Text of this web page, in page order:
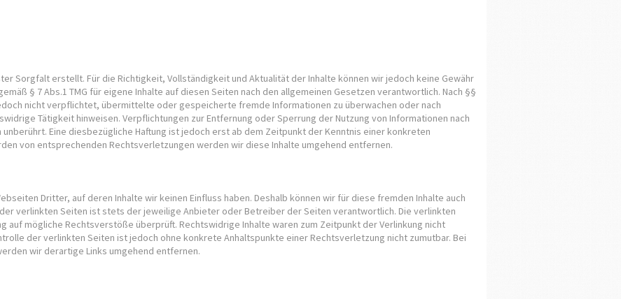
Sorgfalt erstellt. Für die Richtigkeit, Vollständigkeit und Aktualität der Inhalte können wir jedoch keine Gewähr
§ 7 Abs.1 TMG für eigene Inhalte auf diesen Seiten nach den allgemeinen Gesetzen verantwortlich. Nach §§
nicht verpflichtet, übermittelte oder gespeicherte fremde Informationen zu überwachen oder nach
Tätigkeit hinweisen. Verpflichtungen zur Entfernung oder Sperrung der Nutzung von Informationen nach
Eine diesbezügliche Haftung ist jedoch erst ab dem Zeitpunkt der Kenntnis einer konkreten
von entsprechenden Rechtsverletzungen werden wir diese Inhalte umgehend entfernen.
Dritter, auf deren Inhalte wir keinen Einfluss haben. Deshalb können wir für diese fremden Inhalte auch
verlinkten Seiten ist stets der jeweilige Anbieter oder Betreiber der Seiten verantwortlich. Die verlinkten
auf mögliche Rechtsverstöße überprüft. Rechtswidrige Inhalte waren zum Zeitpunkt der Verlinkung nicht
der verlinkten Seiten ist jedoch ohne konkrete Anhaltspunkte einer Rechtsverletzung nicht zumutbar. Bei
wir derartige Links umgehend entfernen.